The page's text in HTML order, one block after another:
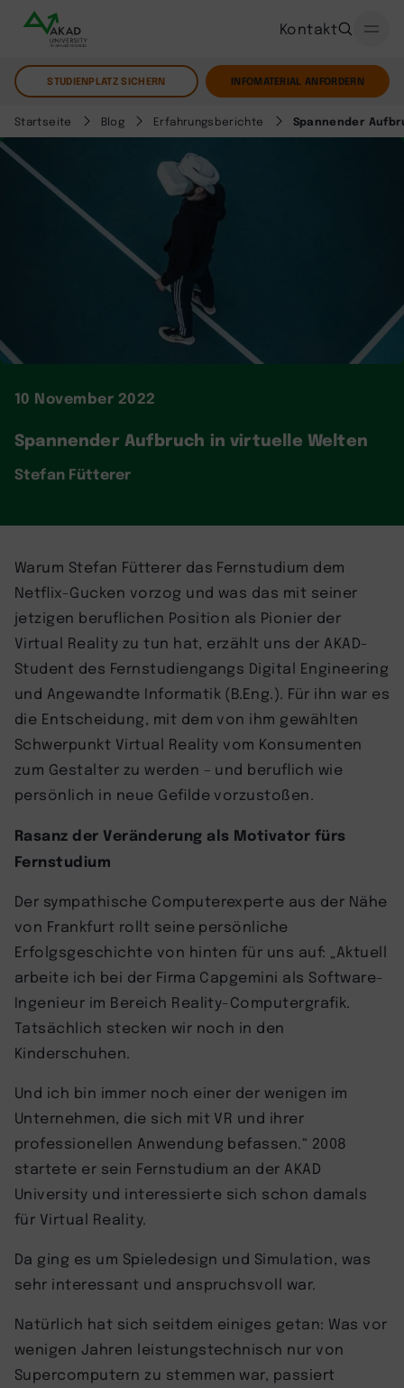
Kontakt
STUDIENPLATZ SICHERN INFOMATERIAL ANFORDERN
Startseite Blog Erfahrungsberichte Spannender
10 November 2022
Spannender Aufbruch in virtuelle Welten
Stefan Fütterer
Warum Stefan Fütterer das Fernstudium dem
Netflix-Gucken vorzog und was das mit seiner
jetzigen beruflichen Position als Pionier der
Virtual Reality zu tun hat, erzählt uns der AKAD-
Student des Fernstudiengangs Digital Engineering
und Angewandte Informatik (B.Eng.). Für ihn war es
die Entscheidung, mit dem von ihm gewählten
Schwerpunkt Virtual Reality vom Konsumenten
zum Gestalter zu werden – und beruflich wie
persönlich in neue Gefilde vorzustoßen.
Rasanz der Veränderung als Motivator fürs
Fernstudium
Der sympathische Computerexperte aus der Nähe
von Frankfurt rollt seine persönliche
Erfolgsgeschichte von hinten für uns auf: „Aktuell
arbeite ich bei der Firma Capgemini als Software-
Ingenieur im Bereich Reality-Computergrafik.
Tatsächlich stecken wir noch in den
Kinderschuhen.
Und ich bin immer noch einer der wenigen im
Unternehmen, die sich mit VR und ihrer
professionellen Anwendung befassen.“ 2008
startete er sein Fernstudium an der AKAD
University und interessierte sich schon damals
für Virtual Reality.
Da ging es um Spieledesign und Simulation, was
sehr interessant und anspruchsvoll war.
Natürlich hat sich seitdem einiges getan: Was vor
wenigen Jahren leistungstechnisch nur von
Supercomputern zu stemmen war, passiert